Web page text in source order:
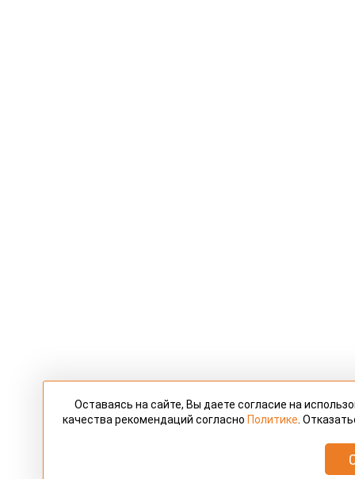
Оставаясь на сайте, Вы даете согласие на
качества рекомендаций согласно Политике .